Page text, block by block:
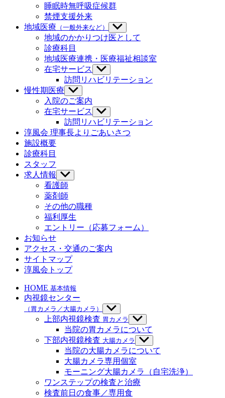
示
睡眠時無呼吸症候群
禁煙支援外来
地域医療 （一般外来など）
サ
ブ
ニ
ュ
を
地域のかかりつけ医として
診療科目
地域医療連携・医療福祉相談室
在宅サービス
サ
ブ
ュ
ー
を
表
訪問リハビリテーション
慢性期医療 サ
ブ
ニ
ュ
ー
入院のご案内
在宅サービス
サ
ブ
メ
訪問リハビリテーション
淳風会 理事長よりごあいさつ
施設概要
診療科目
スタッフ
求人情報
サ
ブ
メ
ニ
ュ
ー
を
示
看護師
薬剤師
その他の職種
福利厚生
エントリー（応募フォーム）
お知らせ
アクセス・交通のご案内
サイトマップ
淳風会トップ
HOME 基本情報
内視鏡センター
（胃カメラ／大腸カメラ）
サ
ブ
メ
ュ
ー
を
表
示
上部内視鏡検査 胃カメラ
サ
ブ
メ
ニ
ュ
ー
を
表
当院の胃カメラについて
下部内視鏡検査 大腸カメラ
サ
ブ
ニ
ュ
ー
当院の大腸カメラについて
大腸カメラ専用個室
モーニング大腸カメラ（自宅洗浄）
ワンステップの検査と治療
検査前日の食事／専用食